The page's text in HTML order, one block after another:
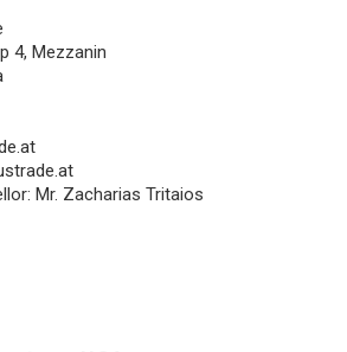
4, Mezzanin
Mr. Zacharias Tritaios